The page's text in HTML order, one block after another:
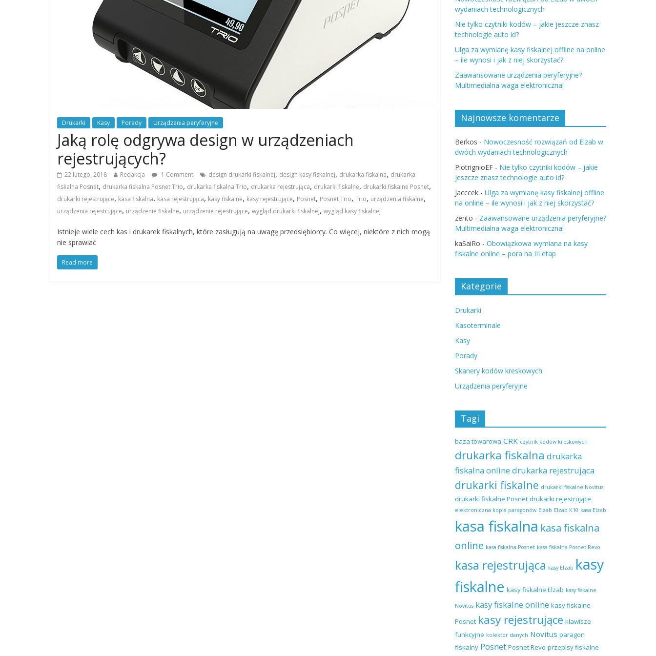
Drukarki Kasy Porady Urządzenia peryferyjne
Jaką rolę odgrywa design w urządzeniach
rejestrujących?
22 lutego, 2018 Redakcja 1 Comment design drukarki fiskalnej, design kasy fiskalnej, drukarka fiskalna, drukarka
fiskalna Posnet, drukarka fiskalna Posnet Trio, drukarka fiskalna Trio, drukarka rejestrująca, drukarki fiskalne, drukarki fiskalne Posnet,
drukarki rejestrujące, kasa fiskalna, kasa rejestrująca, kasy fiskalne, kasy rejestrujące, Posnet, Posnet Trio, Trio, urządzenia fiskalne,
urządzenia rejestrujące, urządzenie fiskalne, urządzenie rejestrujące, wygląd drukarki fiskalnej, wygląd kasy fiskalnej
Istnieje wiele cech kas i drukarek fiskalnych, które zasługują na uwagę przedsiębiorcy. Co więcej, niektóre z nich mogą
nie sprawiać
Read more
wydaniach technologicznych
Nie tylko czytniki kodów – jakie jeszcze znasz
technologie auto id?
Ulga za wymianę kasy fiskalnej offline na online
– ile wynosi i jak z niej skorzystać?
Zaawansowane urządzenia peryferyjne?
Multimedialna waga elektroniczna!
Najnowsze komentarze
Berkos - Nowoczesność rozwiązań od Elzab w
dwóch wydaniach technologicznych
PiotrignioEF - Nie tylko czytniki kodów – jakie
jeszcze znasz technologie auto id?
Jacccek - Ulga za wymianę kasy fiskalnej offline
na online – ile wynosi i jak z niej skorzystać?
zento - Zaawansowane urządzenia peryferyjne?
Multimedialna waga elektroniczna!
kaSaiRo - Obowiązkowa wymiana na kasy
fiskalne online – pora na III etap
Kategorie
Drukarki
Kasoterminale
Kasy
Porady
Skanery kodów kreskowych
Urządzenia peryferyjne
Tagi
baza towarowa CRK czytnik kodów kreskowych
drukarka fiskalna drukarka
fiskalna online drukarka rejestrująca
drukarki fiskalne drukarki fiskalne Novitus
drukarki fiskalne Posnet drukarki rejestrujące
elektroniczna kopia paragonów Elzab Elzab K10 kasa Elzab
kasa fiskalna kasa fiskalna
online kasa fiskalna Posnet kasa fiskalna Posnet Revo
kasa rejestrująca kasy Elzab kasy
fiskalne kasy fiskalne Elzab kasy fiskalne
Novitus kasy fiskalne online kasy fiskalne
Posnet kasy rejestrujące klawisze
funkcyjne kolektor danych Novitus paragon
fiskalny Posnet Posnet Revo przepisy fiskalne